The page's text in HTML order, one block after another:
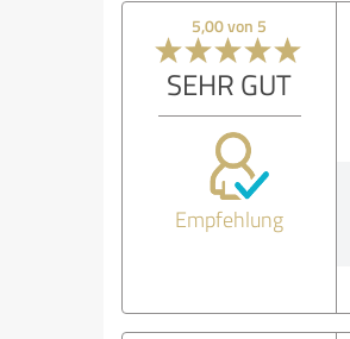
5,00 von 5
SEHR GUT
Empfehlung